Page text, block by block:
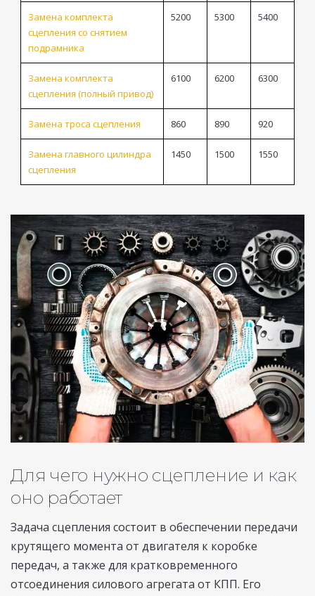
Замена комплекта
сцепления со снятием
подрамника
5200 5300 5400
Замена комплекта
сцепления (полный привод)
6100 6200 6300
Замена троса сцепления 860 890 920
Замена главного цилиндра
сцепления
1450 1500 1550
Для чего нужно сцепление и как
оно работает
Задача сцепления состоит в обеспечении передачи
крутящего момента от двигателя к коробке
передач, а также для кратковременного
отсоединения силового агрегата от КПП. Его